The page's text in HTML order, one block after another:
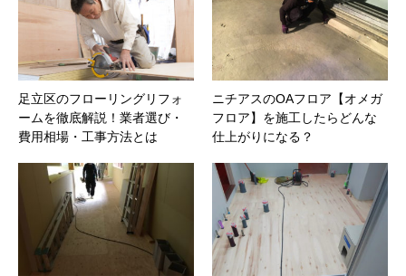
足立区のフローリングリフォ
ームを徹底解説！業者選び・
費用相場・工事方法とは
ニチアスのOAフロア【オメガ
フロア】を施工したらどんな
仕上がりになる？